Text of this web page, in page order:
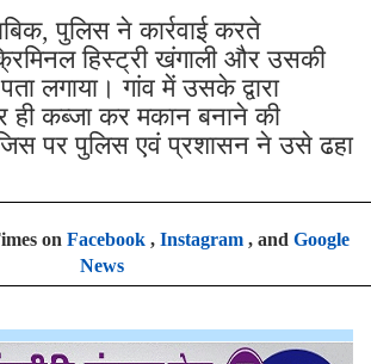
पुलिस ने कार्रवाई करते
हिस्ट्री खंगाली और उसकी
लगाया। गांव में उसके द्वारा
ही कब्जा कर मकान बनाने की
पर पुलिस एवं प्रशासन ने उसे ढहा
on Facebook, Instagram, and Google
News